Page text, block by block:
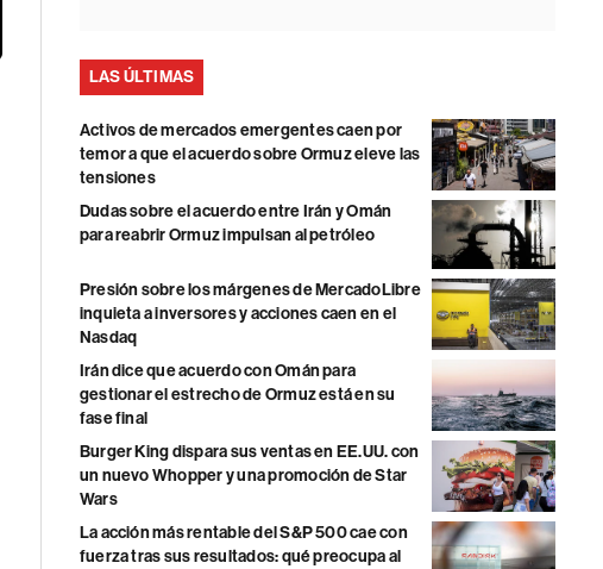
LAS ÚLTIMAS
Activos de mercados emergentes caen por
temor a que el acuerdo sobre Ormuz eleve las
tensiones
Dudas sobre el acuerdo entre Irán y Omán
para reabrir Ormuz impulsan al petróleo
Presión sobre los márgenes de MercadoLibre
inquieta a inversores y acciones caen en el
Nasdaq
Irán dice que acuerdo con Omán para
gestionar el estrecho de Ormuz está en su
fase final
Burger King dispara sus ventas en EE.UU. con
un nuevo Whopper y una promoción de Star
Wars
La acción más rentable del S&P 500 cae con
fuerza tras sus resultados: qué preocupa al